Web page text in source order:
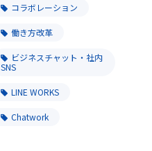
コラボレーション
働き方改革
ビジネスチャット・社内
SNS
LINE WORKS
Chatwork